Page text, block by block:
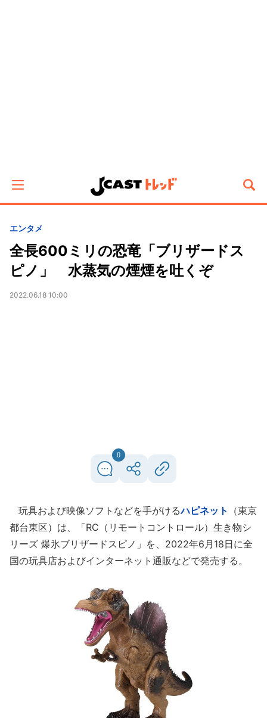
エンタメ
全長600ミリの恐竜「ブリザードス
ピノ」 水蒸気の煙煙を吐くぞ
2022.06.18 10:00
0
玩具および映像ソフトなどを手がけるハピネット
（東京
都台東区）は、「RC（リモートコントロール）生き物シ
リーズ 爆氷ブリザードスピノ」を、2022年6月18日に全
国の玩具店およびインターネット通販などで発売する。